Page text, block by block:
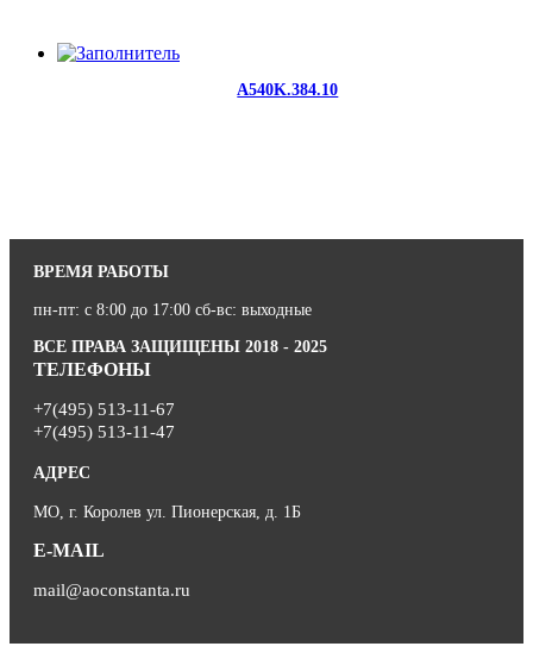
A540K.384.10
ВРЕМЯ РАБОТЫ
пн-пт: с 8:00 до 17:00 сб-вс: выходные
ВСЕ ПРАВА ЗАЩИЩЕНЫ 2018 - 2025
ТЕЛЕФОНЫ
+7(495) 513-11-67
+7(495) 513-11-47
АДРЕС
МО, г. Королев ул. Пионерская, д. 1Б
E-MAIL
mail@aoconstanta.ru